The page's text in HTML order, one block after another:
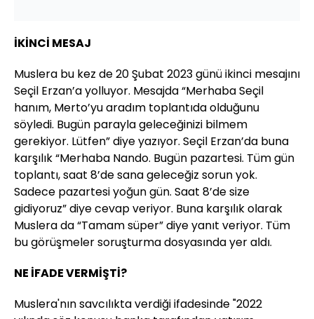
İKİNCİ MESAJ
Muslera bu kez de 20 Şubat 2023 günü ikinci mesajını
Seçil Erzan’a yolluyor. Mesajda “Merhaba Seçil
hanım, Merto’yu aradım toplantıda olduğunu
söyledi. Bugün parayla geleceğinizi bilmem
gerekiyor. Lütfen” diye yazıyor. Seçil Erzan’da buna
karşılık “Merhaba Nando. Bugün pazartesi. Tüm gün
toplantı, saat 8’de sana geleceğiz sorun yok.
Sadece pazartesi yoğun gün. Saat 8’de size
gidiyoruz” diye cevap veriyor. Buna karşılık olarak
Muslera da “Tamam süper” diye yanıt veriyor. Tüm
bu görüşmeler soruşturma dosyasında yer aldı.
NE İFADE VERMİŞTİ?
Muslera'nın savcılıkta verdiği ifadesinde "2022